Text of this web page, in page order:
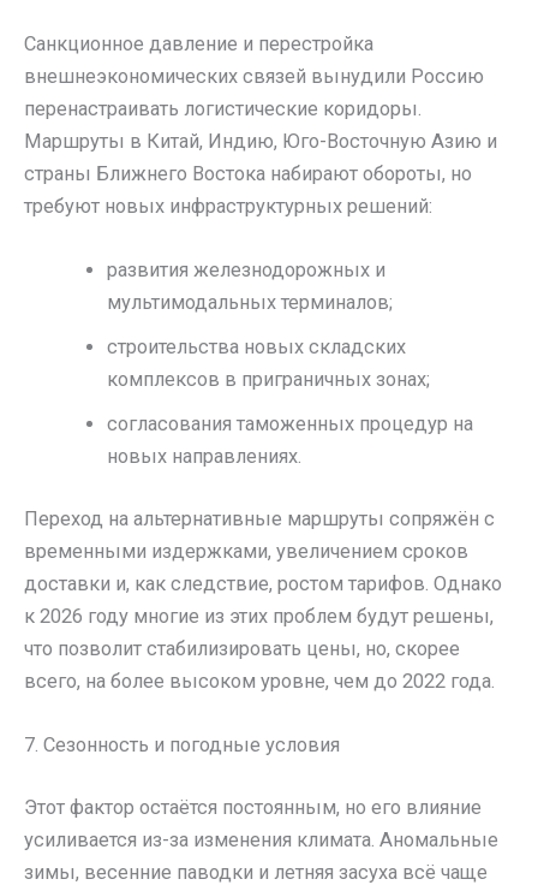
Санкционное давление и перестройка
внешнеэкономических связей вынудили Россию
перенастраивать логистические коридоры.
Маршруты в Китай, Индию, Юго-Восточную Азию и
страны Ближнего Востока набирают обороты, но
требуют новых инфраструктурных решений:
развития железнодорожных и
мультимодальных терминалов;
строительства новых складских
комплексов в приграничных зонах;
согласования таможенных процедур на
новых направлениях.
Переход на альтернативные маршруты сопряжён с
временными издержками, увеличением сроков
доставки и, как следствие, ростом тарифов. Однако
к 2026 году многие из этих проблем будут решены,
что позволит стабилизировать цены, но, скорее
всего, на более высоком уровне, чем до 2022 года.
7. Сезонность и погодные условия
Этот фактор остаётся постоянным, но его влияние
усиливается из-за изменения климата. Аномальные
зимы, весенние паводки и летняя засуха всё чаще